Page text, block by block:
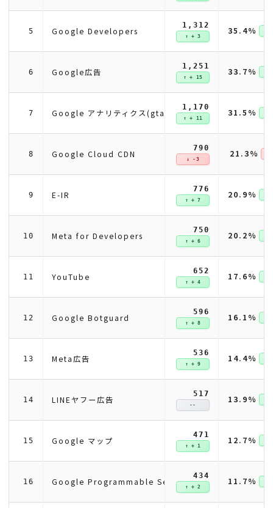
5 Google Developers
1,312
↑ + 3 35.4%
6 Google広告
1,251
↑ + 15 33.7%
7 Google アナリティクス(gtag)
1,170
↑ + 11 31.5%
8 Google Cloud CDN
790
↓ -3 21.3%
9 E-IR
776
↑ + 7 20.9%
10 Meta for Developers
750
↑ + 6 20.2%
11 YouTube
652
↑ + 4 17.6%
12 Google Botguard
596
↑ + 8 16.1%
13 Meta広告
536
↑ + 9 14.4%
14 LINEヤフー広告
517
-- 13.9%
15 Google マップ
471
↑ + 1 12.7%
16 Google Programmable Search Engine
434
↑ + 2 11.7%